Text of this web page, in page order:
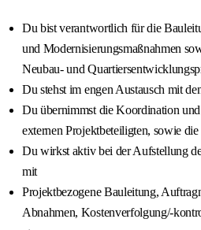
Du bist verantwortlich für die
und Modernisierungsmaßnahmen
Neubau- und
Du stehst im engen Austausch mit
Du übernimmst die Koordination
externen Projektbeteiligten, sowie
Du wirkst aktiv bei der Aufstellung
mit
Projektbezogene Bauleitung,
Abnahmen, Kostenverfolgung/-